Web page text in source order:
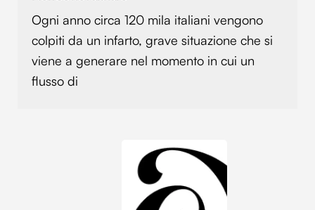
con altre informazioni che hai fornito loro o che hanno
raccolto dal tuo utilizzo dei loro servizi.
Ogni anno circa 120 mila italiani vengono
colpiti da un infarto, grave situazione che si
viene a generare nel momento in cui un
flusso di